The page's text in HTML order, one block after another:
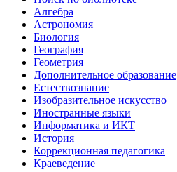
Алгебра
Астрономия
Биология
География
Геометрия
Дополнительное образование
Естествознание
Изобразительное искусство
Иностранные языки
Информатика и ИКТ
История
Коррекционная педагогика
Краеведение